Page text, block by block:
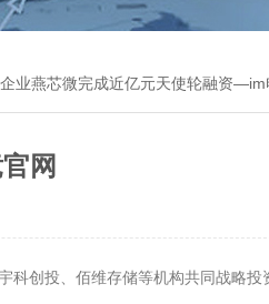
业燕芯微完成近亿元天使轮融资—im
网
创投、佰维存储等机构共同战略投